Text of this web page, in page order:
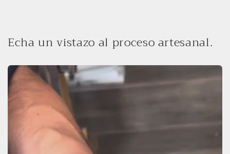
Echa un vistazo al proceso artesanal.